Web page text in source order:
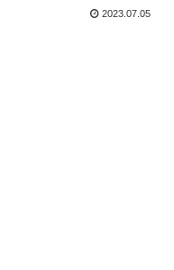
2023.07.05